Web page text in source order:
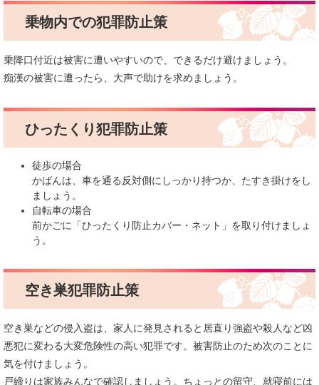
乗物内での犯罪防止策
乗降口付近は被害に遭いやすいので、できるだけ避けましょう。
痴漢の被害に遭ったら、大声で助けを求めましょう。
ひったくり犯罪防止策
徒歩の場合
かばんは、車を通る反対側にしっかり持つか、たすき掛けをし
ましょう。
自転車の場合
前かごに「ひったくり防止カバー・ネット」を取り付けましょ
う。
空き巣犯罪防止策
空き巣などの侵入盗は、家人に発見されると居直り強盗や殺人など凶
悪犯に変わる大変危険性の高い犯罪です。被害防止のため次のことに
気を付けましょう。
戸締りは家族みんなで確認しましょう。ちょっとの留守、就寝前には